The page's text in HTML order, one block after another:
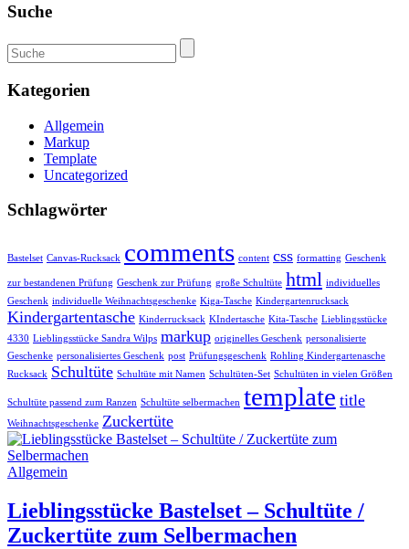
Suche
Kategorien
Allgemein
Markup
Template
Uncategorized
Schlagwörter
Bastelset Canvas-Rucksack comments content css formatting Geschenk
zur bestandenen Prüfung Geschenk zur Prüfung große Schultüte html individuelles
Geschenk individuelle Weihnachtsgeschenke Kiga-Tasche Kindergartenrucksack
Kindergartentasche Kinderrucksack KIndertasche Kita-Tasche Lieblingsstücke
4330 Lieblingsstücke Sandra Wilps markup originelles Geschenk personalisierte
Geschenke personalisiertes Geschenk post Prüfungsgeschenk Rohling Kindergartenasche
Rucksack Schultüte Schultüte mit Namen Schultüten-Set Schultüten in vielen Größen
Schultüte passend zum Ranzen Schultüte selbermachen template title
Weihnachtsgeschenke Zuckertüte
Allgemein
Lieblingsstücke Bastelset – Schultüte /
Zuckertüte zum Selbermachen